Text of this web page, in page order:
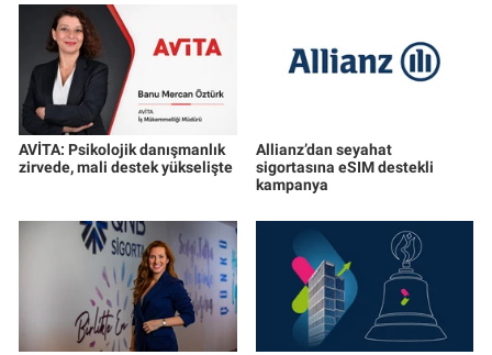
AVİTA: Psikolojik danışmanlık
zirvede, mali destek yükselişte
Allianz’dan seyahat
sigortasına eSIM destekli
kampanya